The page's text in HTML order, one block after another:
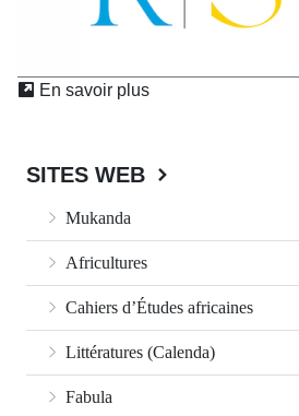
En savoir plus
SITES WEB
Mukanda
Africultures
Cahiers d’Études africaines
Littératures (Calenda)
Fabula